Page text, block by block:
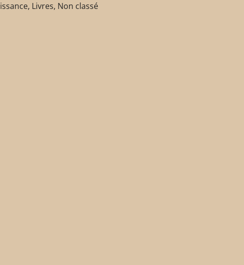
, Livres, Non classé